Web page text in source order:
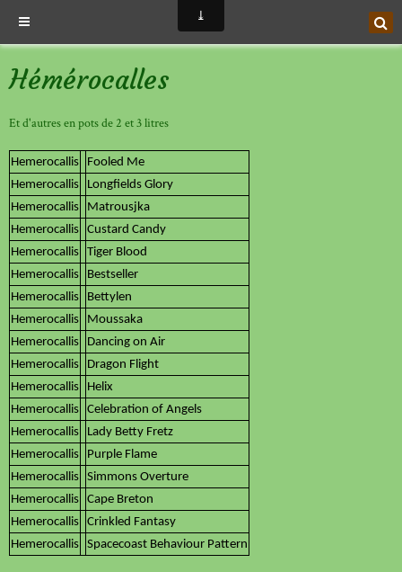
Hémérocalles
Et d'autres en pots de 2 et 3 litres
Hemerocallis
Fooled Me
Hemerocallis
Longfields Glory
Hemerocallis
Matrousjka
Hemerocallis Custard Candy
Hemerocallis Tiger Blood
Hemerocallis
Bestseller
Hemerocallis
Bettylen
Hemerocallis
Moussaka
Hemerocallis
Dancing on Air
Hemerocallis
Dragon Flight
Hemerocallis
Helix
Hemerocallis Celebration of Angels
Hemerocallis
Lady Betty Fretz
Hemerocallis
Purple Flame
Hemerocallis Simmons Overture
Hemerocallis Cape Breton
Hemerocallis Crinkled Fantasy
Hemerocallis Spacecoast Behaviour Pattern